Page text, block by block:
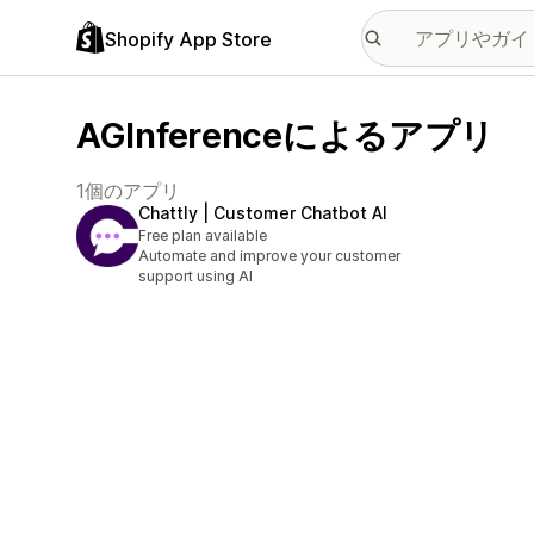
Shopify App Store
AGInferenceによるアプリ
1個のアプリ
Chattly | Customer Chatbot AI
Free plan available
Automate and improve your customer
support using AI